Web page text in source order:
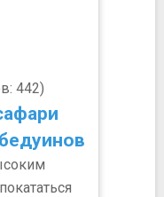
442)